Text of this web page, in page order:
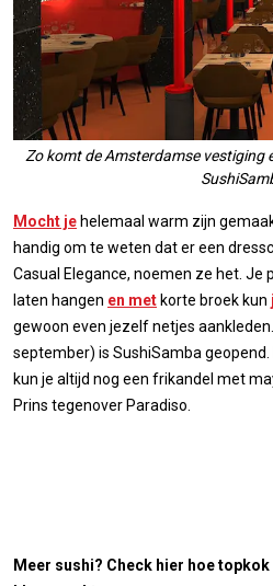
Zo komt de Amsterdamse vestiging
Mocht je helemaal warm zijn
handig om te weten dat er een
Casual Elegance, noemen ze het. Je
laten hangen en met korte broek kun
gewoon even jezelf netjes
september) is SushiSamba
kun je altijd nog een frikandel met
Prins tegenover Paradiso.
Meer sushi? Check hier hoe